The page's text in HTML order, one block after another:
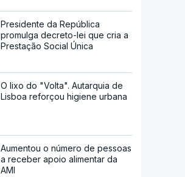
Presidente da República
promulga decreto-lei que cria a
Prestação Social Única
O lixo do "Volta". Autarquia de
Lisboa reforçou higiene urbana
Aumentou o número de pessoas
a receber apoio alimentar da
AMI